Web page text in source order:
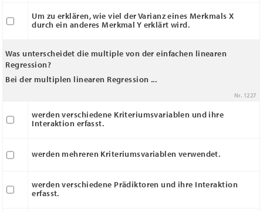
Um zu erklären, wie viel der Varianz eines Merkmals X
durch ein anderes Merkmal Y erklärt wird.
Was unterscheidet die multiple von der einfachen linearen
Regression?
Bei der multiplen linearen Regression ...
Nr. 1227
werden verschiedene Kriteriumsvariablen und ihre
Interaktion erfasst.
werden mehreren Kriteriumsvariablen verwendet.
werden verschiedene Prädiktoren und ihre Interaktion
erfasst.